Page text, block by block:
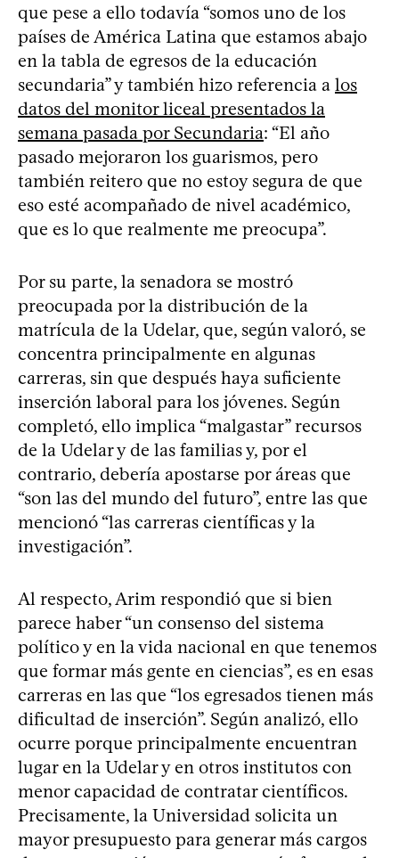
que pese a ello todavía “somos uno de los
países de América Latina que estamos abajo
en la tabla de egresos de la educación
secundaria” y también hizo referencia a los
datos del monitor liceal presentados la
semana pasada por Secundaria: “El año
pasado mejoraron los guarismos, pero
también reitero que no estoy segura de que
eso esté acompañado de nivel académico,
que es lo que realmente me preocupa”.
Por su parte, la senadora se mostró
preocupada por la distribución de la
matrícula de la Udelar, que, según valoró, se
concentra principalmente en algunas
carreras, sin que después haya suficiente
inserción laboral para los jóvenes. Según
completó, ello implica “malgastar” recursos
de la Udelar y de las familias y, por el
contrario, debería apostarse por áreas que
“son las del mundo del futuro”, entre las que
mencionó “las carreras científicas y la
investigación”.
Al respecto, Arim respondió que si bien
parece haber “un consenso del sistema
político y en la vida nacional en que tenemos
que formar más gente en ciencias”, es en esas
carreras en las que “los egresados tienen más
dificultad de inserción”. Según analizó, ello
ocurre porque principalmente encuentran
lugar en la Udelar y en otros institutos con
menor capacidad de contratar científicos.
Precisamente, la Universidad solicita un
mayor presupuesto para generar más cargos